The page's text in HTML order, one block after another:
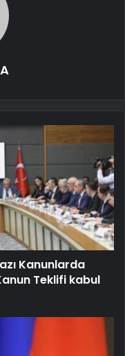
Kanunlarda
Teklifi kabul